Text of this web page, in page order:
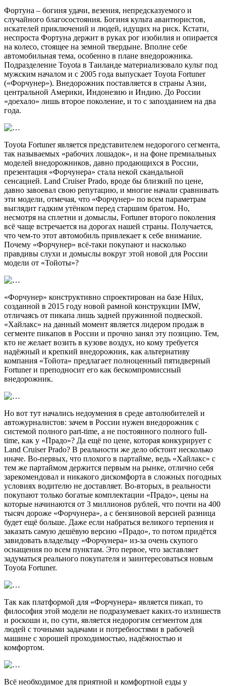
Фортуна – богиня удачи, везения, непредсказуемого и
случайного благосостояния. Богиня культа авантюристов,
искателей приключений и людей, идущих на риск. Кстати,
неспроста Фортуна держит в руках рог изобилия и опирается
на колесо, стоящее на земной твердыне. Вполне себе
автомобильная тема, особенно в плане внедорожника.
Подразделение Toyota в Таиланде материализовало культ под
мужским началом и с 2005 года выпускает Toyota Fortuner
(«Форчунер»). Внедорожник поставляется в страны Азии,
центральной Америки, Индонезию и Индию. До России
«доехало» лишь второе поколение, и то с запозданием на два
года.
Toyota Fortuner является представителем недорогого сегмента,
так называемых «рабочих лошадок», и на фоне премиальных
моделей внедорожников, давно продающихся в России,
презентация «Форчунера» стала некой скандальной
сенсацией. Land Cruiser Prado, вроде бы близкий по цене,
давно завоевал свою репутацию, и многие начали сравнивать
эти модели, отмечая, что «Форчунер» по всем параметрам
выглядит гадким утёнком перед старшим братом. Но,
несмотря на сплетни и домыслы, Fortuner второго поколения
всё чаще встречается на дорогах нашей страны. Получается,
что чем-то этот автомобиль привлекает к себе внимание.
Почему «Форчунер» всё-таки покупают и насколько
правдивы слухи и домыслы вокруг этой новой для России
модели от «Тойоты»?
«Форчунер» конструктивно спроектирован на базе Hilux,
созданной в 2015 году новой рамной конструкции IMW,
отличаясь от пикапа лишь задней пружинной подвеской.
«Хайлакс» на данный момент является лидером продаж в
сегменте пикапов в России и прочно занял эту позицию. Тем,
кто не желает возить в кузове воздух, но кому требуется
надёжный и крепкий внедорожник, как альтернативу
компания «Тойота» предлагает полноценный пятидверный
Fortuner и преподносит его как бескомпромиссный
внедорожник.
Но вот тут начались недоумения в среде автолюбителей и
автожурналистов: зачем в России нужен внедорожник с
системой полного part-time, а не постоянного полного full-
time, как у «Прадо»? Да ещё по цене, которая конкурирует с
Land Cruiser Prado? В реальности же дело обстоит несколько
иначе. Во-первых, что плохого в партайме, ведь «Хайлакс» с
тем же партаймом держится первым на рынке, отлично себя
зарекомендовал и никакого дискомфорта в сложных погодных
условиях водителю не доставляет. Во-вторых, в реальности
покупают только богатые комплектации «Прадо», цены на
которые начинаются от 3 миллионов рублей, что почти на 400
тысяч дороже «Форчунера», а с бензиновой версией разница
будет ещё больше. Даже если набраться великого терпения и
заказать самую дешёвую версию «Прадо», то потом придётся
завидовать владельцу «Форчунера» из-за очень скупого
оснащения по всем пунктам. Это первое, что заставляет
задуматься реального покупателя и заинтересоваться новым
Toyota Fortuner.
Так как платформой для «Форчунера» является пикап, то
философия этой модели не подразумевает каких-то излишеств
и роскоши и, по сути, является недорогим сегментом для
людей с точными задачами и потребностями в рабочей
машине с хорошей проходимостью, надёжностью и
комфортом.
Всё необходимое для приятной и комфортной езды у